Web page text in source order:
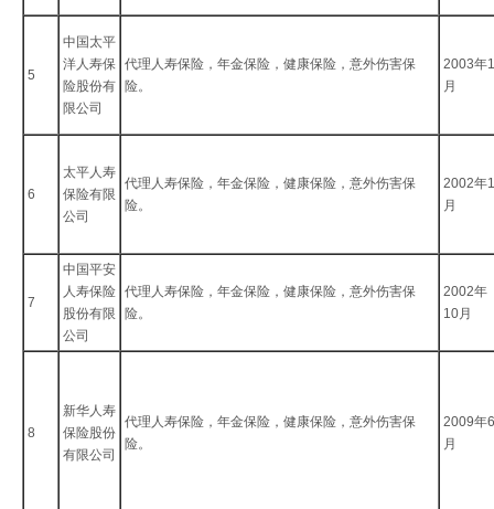
5
中国太平
洋人寿保
险股份有
限公司
代理人寿保险，年金保险，健康保险，意外伤害保
险。
2003年
月
6
太平人寿
保险有限
公司
代理人寿保险，年金保险，健康保险，意外伤害保
险。
2002年
月
7
中国平安
人寿保险
股份有限
公司
代理人寿保险，年金保险，健康保险，意外伤害保
险。
2002年
10月
8
新华人寿
保险股份
有限公司
代理人寿保险，年金保险，健康保险，意外伤害保
险。
2009年
月